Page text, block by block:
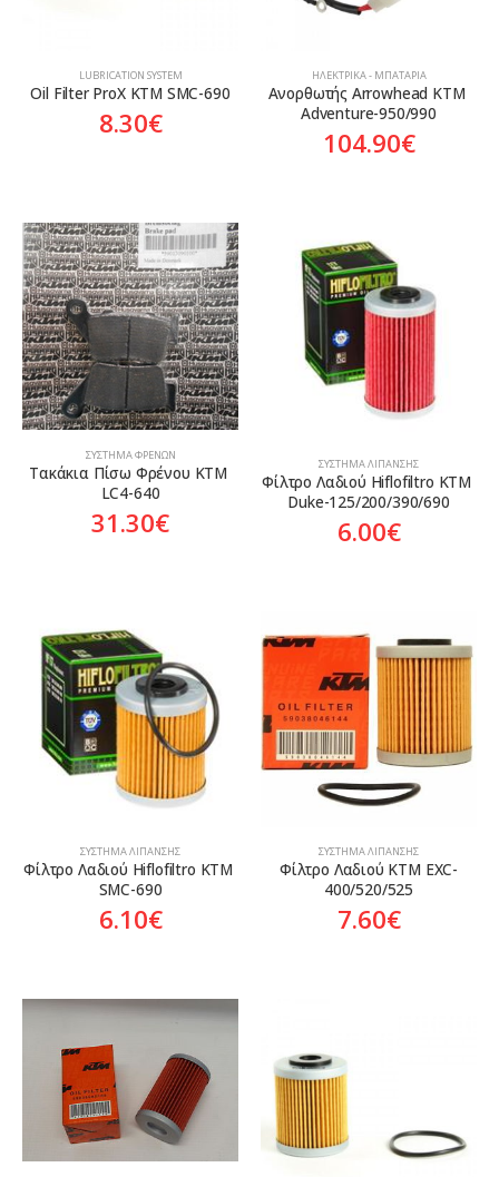
LUBRICATION SYSTEM
Oil Filter ProX KTM SMC-690
8.30€
ΗΛΕΚΤΡΙΚΆ - ΜΠΑΤΑΡΊΑ
Ανορθωτής Arrowhead KTM
Adventure-950/990
104.90€
ΣΎΣΤΗΜΑ ΦΡΈΝΩΝ
Τακάκια Πίσω Φρένου KTM
LC4-640
31.30€
ΣΎΣΤΗΜΑ ΛΊΠΑΝΣΗΣ
Φίλτρο Λαδιού Hiflofiltro KTM
Duke-125/200/390/690
6.00€
ΣΎΣΤΗΜΑ ΛΊΠΑΝΣΗΣ
Φίλτρο Λαδιού Hiflofiltro KTM
SMC-690
6.10€
ΣΎΣΤΗΜΑ ΛΊΠΑΝΣΗΣ
Φίλτρο Λαδιού KTM EXC-
400/520/525
7.60€